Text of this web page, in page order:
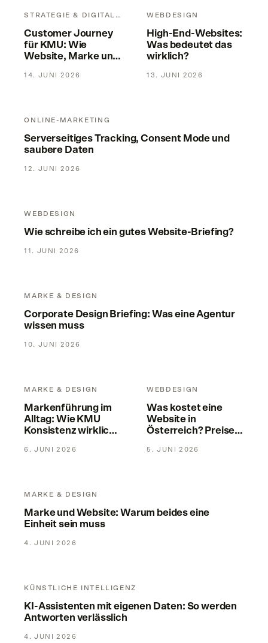
STRATEGIE & DIGITALISIERUNG
Customer Journey
für KMU: Wie
Website, Marke und
zusammenspielen
14. JUNI 2026
WEBDESIGN
High-End-Websites:
Was bedeutet das
wirklich?
13. JUNI 2026
ONLINE-MARKETING
Serverseitiges Tracking, Consent Mode und
saubere Daten
12. JUNI 2026
WEBDESIGN
Wie schreibe ich ein gutes Website-Briefing?
11. JUNI 2026
MARKE & DESIGN
Corporate Design Briefing: Was eine Agentur
wissen muss
10. JUNI 2026
MARKE & DESIGN
Markenführung im
Alltag: Wie KMU
Konsistenz wirklich
6. JUNI 2026
WEBDESIGN
Was kostet eine
Website in
Österreich? Preise &
5. JUNI 2026
MARKE & DESIGN
Marke und Website: Warum beides eine
Einheit sein muss
4. JUNI 2026
KÜNSTLICHE INTELLIGENZ
KI-Assistenten mit eigenen Daten: So werden
Antworten verlässlich
4. JUNI 2026